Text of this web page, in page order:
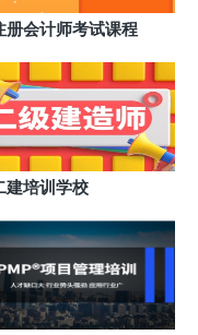
册会计师考试课程
建培训学校